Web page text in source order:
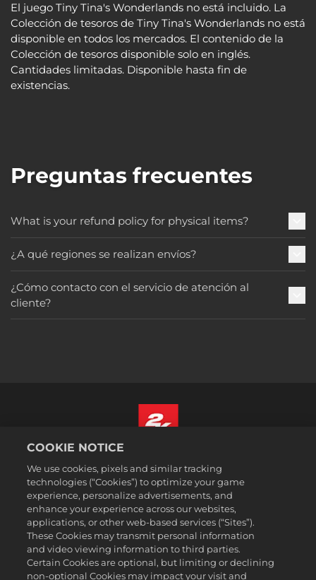
El juego Tiny Tina's Wonderlands no está incluido. La
Colección de tesoros de Tiny Tina's Wonderlands no está
disponible en todos los mercados. El contenido de la
Colección de tesoros disponible solo en inglés.
Cantidades limitadas. Disponible hasta fin de
existencias.
Preguntas frecuentes
What is your refund policy for physical items?
¿A qué regiones se realizan envíos?
¿Cómo contacto con el servicio de atención al
cliente?
Aviso legal
Política de privacidad
Política de cookies
Atención al cliente
No vender ni compartir mi información personal
Order Lookup & Refunds
Español (México)
COOKIE NOTICE
We use cookies, pixels and similar tracking
technologies (“Cookies”) to optimize your game
experience, personalize advertisements, and
enhance your experience across our websites,
applications, or other web-based services (“Sites”).
These Cookies may transmit personal information
and video viewing information to third parties.
Certain Cookies are optional, but limiting or declining
non-optional Cookies may impact your visit and